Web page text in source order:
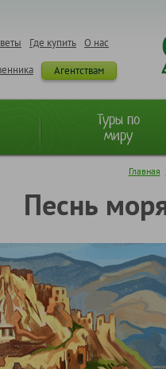
О нас
Где купить
Агентствам
Туры по
миру
Главная
Песнь